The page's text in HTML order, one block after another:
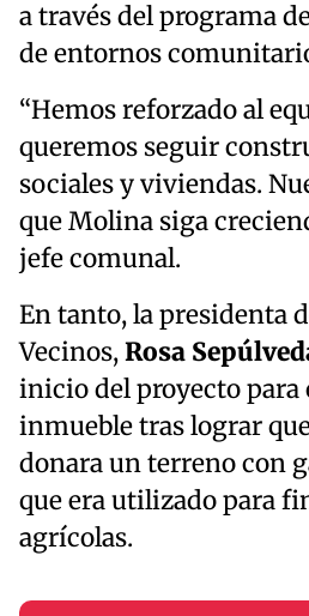
a través del programa
de entornos
“Hemos reforzado al
queremos seguir
sociales y viviendas.
que Molina siga
jefe comunal.
En tanto, la presidenta
Vecinos,Rosa
inicio del proyecto para
inmueble tras lograr
donara un terreno con
que era utilizado para
agrícolas.